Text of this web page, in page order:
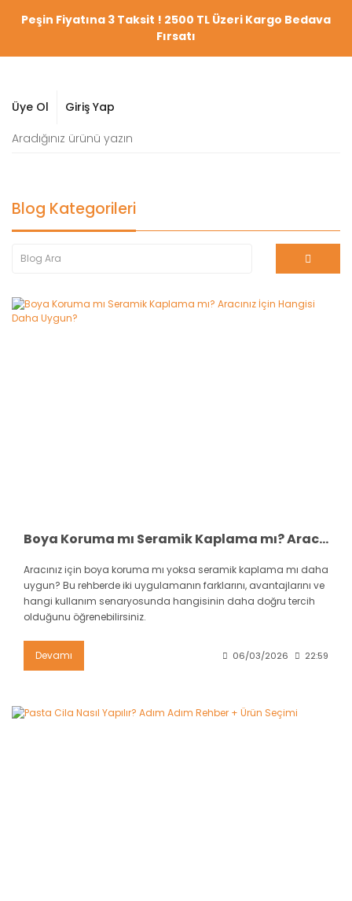
Peşin Fiyatına 3 Taksit ! 2500 TL Üzeri Kargo Bedava
Fırsatı
Üye Ol Giriş Yap
Blog Kategorileri
Boya Koruma mı Seramik Kaplama mı? Aracınız İçin Hangisi Daha Uygun?
Aracınız için boya koruma mı yoksa seramik kaplama mı daha
uygun? Bu rehberde iki uygulamanın farklarını, avantajlarını ve
hangi kullanım senaryosunda hangisinin daha doğru tercih
olduğunu öğrenebilirsiniz.
Devamı 06/03/2026 22:59